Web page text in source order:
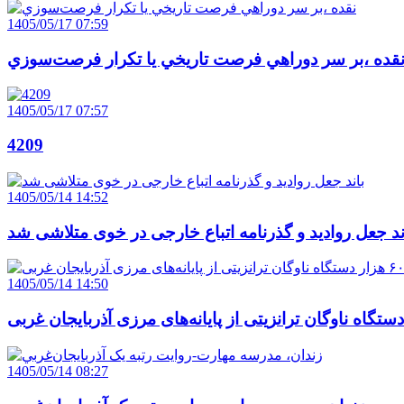
1405/05/17 07:59
نقده ،بر سر دوراهي فرصت تاريخي يا تکرار فرصت‌سوزي
1405/05/17 07:57
4209
1405/05/14 14:52
جعل روادید و گذرنامه اتباع خارجی در خوی متلاشی شد
1405/05/14 14:50
1405/05/14 08:27